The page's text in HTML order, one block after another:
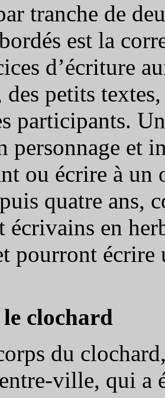
tranche de
est la
d’écriture
petits
participants.
personnage et
ou écrire à
quatre ans,
écrivains en
pourront écrire
le clochard
du
ville, qui a